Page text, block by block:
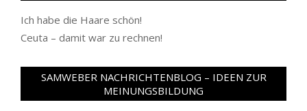
Ich habe die Haare schön!
Ceuta – damit war zu rechnen!
SAMWEBER NACHRICHTENBLOG – IDEEN ZUR
MEINUNGSBILDUNG